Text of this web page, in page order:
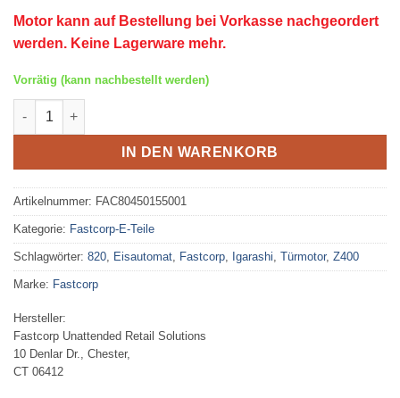
Motor kann auf Bestellung bei Vorkasse nachgeordert
werden. Keine Lagerware mehr.
Vorrätig (kann nachbestellt werden)
Fastcorp 820/Z400 Türmotor/Deckel Menge
IN DEN WARENKORB
Artikelnummer: FAC80450155001
Kategorie: Fastcorp-E-Teile
Schlagwörter: 820, Eisautomat, Fastcorp, Igarashi, Türmotor, Z400
Marke: Fastcorp
Hersteller:
Fastcorp Unattended Retail Solutions
10 Denlar Dr., Chester,
CT 06412